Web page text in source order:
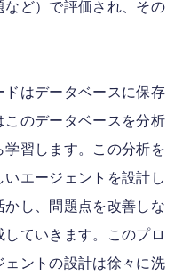
など）で評価され、その
はデータベースに保存
このデータベースを分析
学習します。この分析を
エージェントを設計し
かし、問題点を改善しな
ていきます。このプロ
ェントの設計は徐々に洗